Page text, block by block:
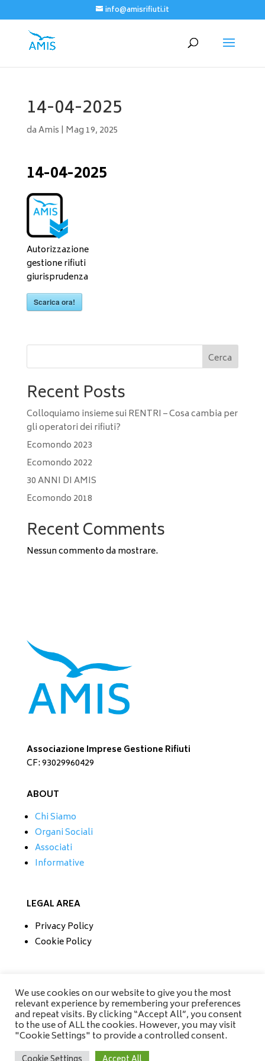
info@amisrifiuti.it
14-04-2025
daAmis | Mag 19, 2025
14-04-2025
Autorizzazione
gestione rifiuti
giurisprudenza
Scarica ora!
Cerca
Recent Posts
Colloquiamo insieme sui RENTRI – Cosa cambia per
gli operatori dei rifiuti?
Ecomondo 2023
Ecomondo 2022
30 ANNI DI AMIS
Ecomondo 2018
Recent Comments
Nessun commento da mostrare.
Associazione Imprese Gestione Rifiuti
CF: 93029960429
ABOUT
Chi Siamo
Organi Sociali
Associati
Informative
LEGAL AREA
Privacy Policy
Cookie Policy
Tel/Fax 0733 230279
Mobile 335 6670118
info@amisrifiuti.it
We use cookies on our website to give you the most
relevant experience by remembering your preferences
and repeat visits. By clicking “Accept All”, you consent
to the use of ALL the cookies. However, you may visit
"Cookie Settings" to provide a controlled consent.